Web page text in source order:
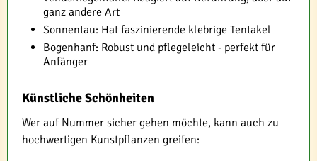
ganz andere Art
Sonnentau: Hat faszinierende klebrige Tentakel
Bogenhanf: Robust und pflegeleicht - perfekt für
Anfänger
Künstliche Schönheiten
Wer auf Nummer sicher gehen möchte, kann auch zu
hochwertigen Kunstpflanzen greifen: